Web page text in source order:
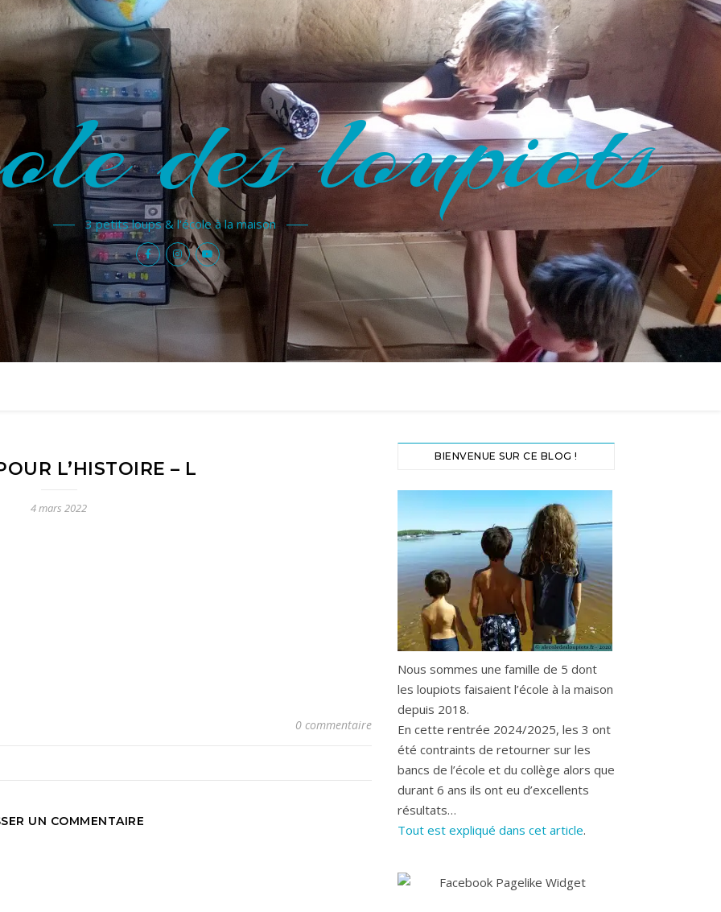
des loupiots
3 petits loups & l'école à la maison
L’HISTOIRE – L
4 mars 2022
0 commentaire
UN COMMENTAIRE
BIENVENUE SUR CE BLOG !
Nous sommes une famille de 5 dont
les loupiots faisaient l’école à la maison
depuis 2018.
En cette rentrée 2024/2025, les 3 ont
été contraints de retourner sur les
bancs de l’école et du collège alors que
durant 6 ans ils ont eu d’excellents
résultats…
Tout est expliqué dans cet article.